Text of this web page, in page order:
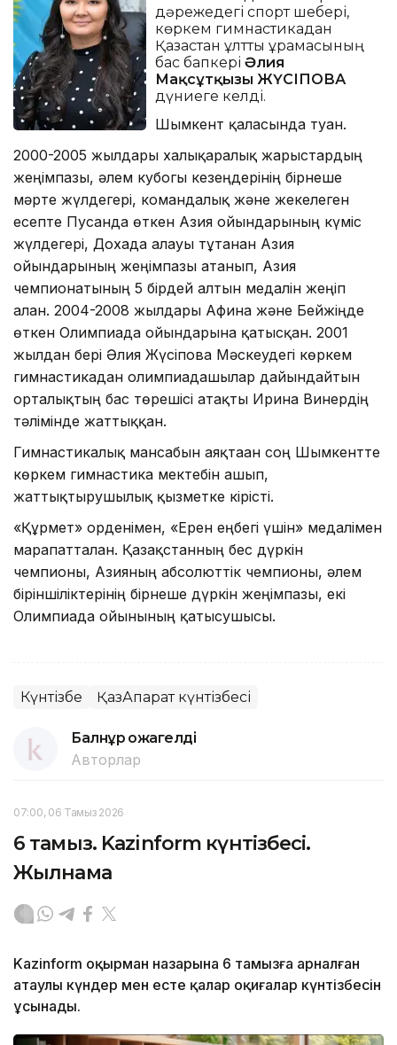
дәрежедегі спорт шебері,
көркем гимнастикадан
Қазақстан ұлттық құрамасының
бас бапкері Әлия
Мақсұтқызы ЖҮСІПОВА
дүниеге келді.
Шымкент қаласында туған.
2000-2005 жылдары халықаралық жарыстардың
жеңімпазы, әлем кубогы кезеңдерінің бірнеше
мәрте жүлдегері, командалық және жекелеген
есепте Пусанда өткен Азия ойындарының күміс
жүлдегері, Дохада алауы тұтанған Азия
ойындарының жеңімпазы атанып, Азия
чемпионатының 5 бірдей алтын медалін жеңіп
алған. 2004-2008 жылдары Афина және Бейжіңде
өткен Олимпиада ойындарына қатысқан. 2001
жылдан бері Әлия Жүсіпова Мәскеудегі көркем
гимнастикадан олимпиадашылар дайындайтын
орталықтың бас төрешісі атақты Ирина Винердің
тәлімінде жаттыққан.
Гимнастикалық мансабын аяқтаған соң Шымкентте
көркем гимнастика мектебін ашып,
жаттықтырушылық қызметке кірісті.
«Құрмет» орденімен, «Ерен еңбегі үшін» медалімен
марапатталған. Қазақстанның бес дүркін
чемпионы, Азияның абсолюттік чемпионы, әлем
біріншіліктерінің бірнеше дүркін жеңімпазы, екі
Олимпиада ойынының қатысушысы.
Күнтізбе ҚазАқпарат күнтізбесі
Балнұр Қожагелді
Авторлар
07:00, 06 Тамыз 2026
6 тамыз. Kazinform күнтізбесі.
Жылнама
Kazinform оқырман назарына 6 тамызға арналған
атаулы күндер мен есте қалар оқиғалар күнтізбесін
ұсынады.